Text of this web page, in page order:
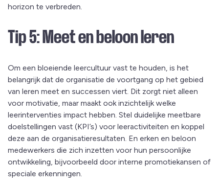
horizon te verbreden.
Tip 5: Meet en beloon leren
Om een bloeiende leercultuur vast te houden, is het
belangrijk dat de organisatie de voortgang op het gebied
van leren meet en successen viert. Dit zorgt niet alleen
voor motivatie, maar maakt ook inzichtelijk welke
leerinterventies impact hebben. Stel duidelijke meetbare
doelstellingen vast (KPI’s) voor leeractiviteiten en koppel
deze aan de organisatieresultaten. En erken en beloon
medewerkers die zich inzetten voor hun persoonlijke
ontwikkeling, bijvoorbeeld door interne promotiekansen of
speciale erkenningen.